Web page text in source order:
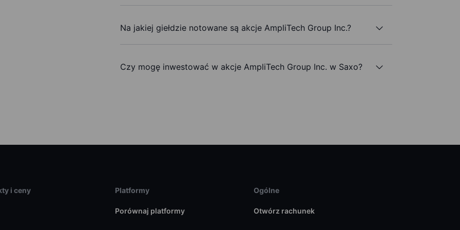
Na jakiej giełdzie notowane są akcje AmpliTech Group Inc.?
Czy mogę inwestować w akcje AmpliTech Group Inc. w Saxo?
i ceny Platformy
Porównaj platformy
Ogólne
Otwórz rachunek